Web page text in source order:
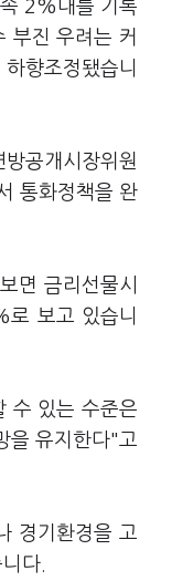
2%대를 기록
부진 우려는 커
향조정됐습니
공개시장위원
통화정책을 완
면 금리선물시
보고 있습니
수 있는 수준은
을 유지한다"고
경기환경을 고
다.